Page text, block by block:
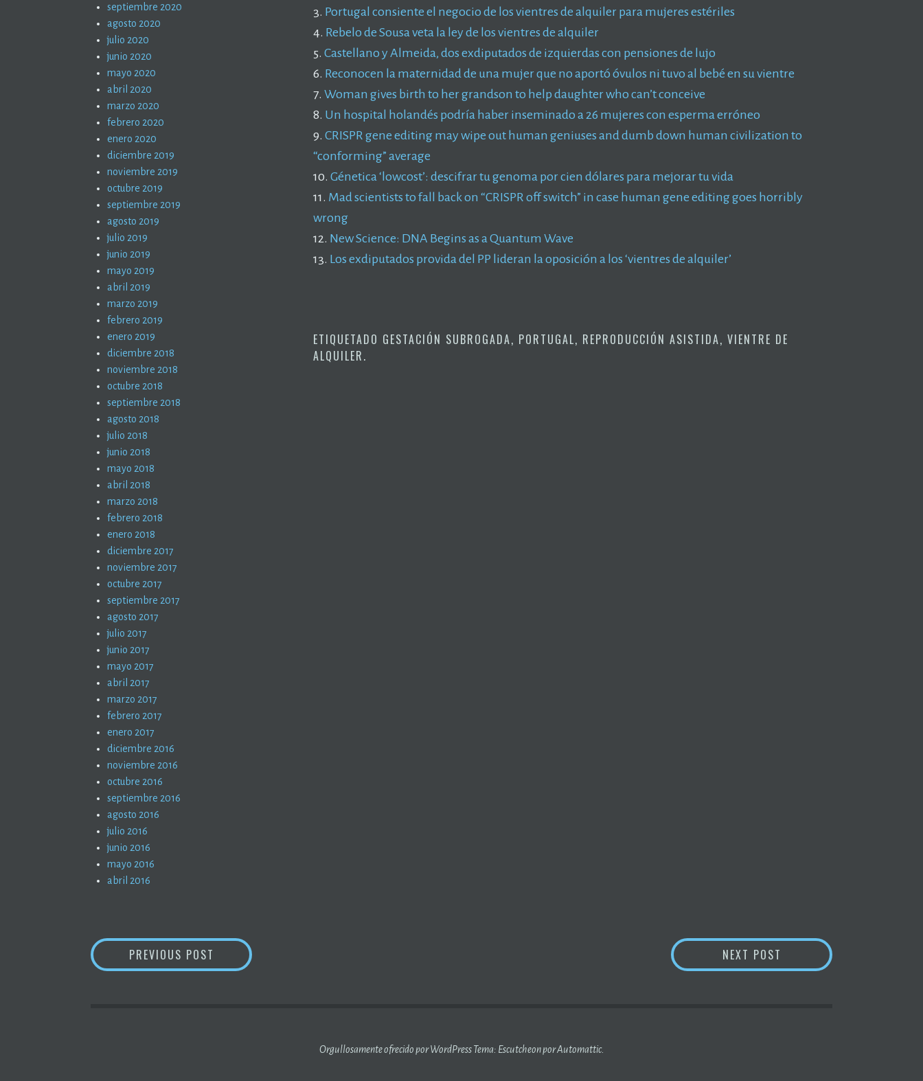
3. Portugal consiente el negocio de los vientres de alquiler para mujeres estériles
4. Rebelo de Sousa veta la ley de los vientres de alquiler
5. Castellano y Almeida, dos exdiputados de izquierdas con pensiones de lujo
6. Reconocen la maternidad de una mujer que no aportó óvulos ni tuvo al bebé en su vientre
7. Woman gives birth to her grandson to help daughter who can’t conceive
8. Un hospital holandés podría haber inseminado a 26 mujeres con esperma erróneo
9. CRISPR gene editing may wipe out human geniuses and dumb down human civilization to
“conforming” average
10. Génetica ‘lowcost’: descifrar tu genoma por cien dólares para mejorar tu vida
11. Mad scientists to fall back on “CRISPR off switch” in case human gene editing goes horribly
wrong
12. New Science: DNA Begins as a Quantum Wave
13. Los exdiputados provida del PP lideran la oposición a los ‘vientres de alquiler’
ETIQUETADO GESTACIÓN SUBROGADA, PORTUGAL, REPRODUCCIÓN ASISTIDA, VIENTRE DE
ALQUILER.
septiembre 2020
agosto 2020
julio 2020
junio 2020
mayo 2020
abril 2020
marzo 2020
febrero 2020
enero 2020
diciembre 2019
noviembre 2019
octubre 2019
septiembre 2019
agosto 2019
julio 2019
junio 2019
mayo 2019
abril 2019
marzo 2019
febrero 2019
enero 2019
diciembre 2018
noviembre 2018
octubre 2018
septiembre 2018
agosto 2018
julio 2018
junio 2018
mayo 2018
abril 2018
marzo 2018
febrero 2018
enero 2018
diciembre 2017
noviembre 2017
octubre 2017
septiembre 2017
agosto 2017
julio 2017
junio 2017
mayo 2017
abril 2017
marzo 2017
febrero 2017
enero 2017
diciembre 2016
noviembre 2016
octubre 2016
septiembre 2016
agosto 2016
julio 2016
junio 2016
mayo 2016
abril 2016
NAVEGACIÓN
PREVIOUS POST LA ORGANIZACIÓN POLÍTICA LGBT (2) NEXT POST GESTACIÓN
Orgullosamente ofrecido por WordPress Tema: Escutcheon porAutomattic.